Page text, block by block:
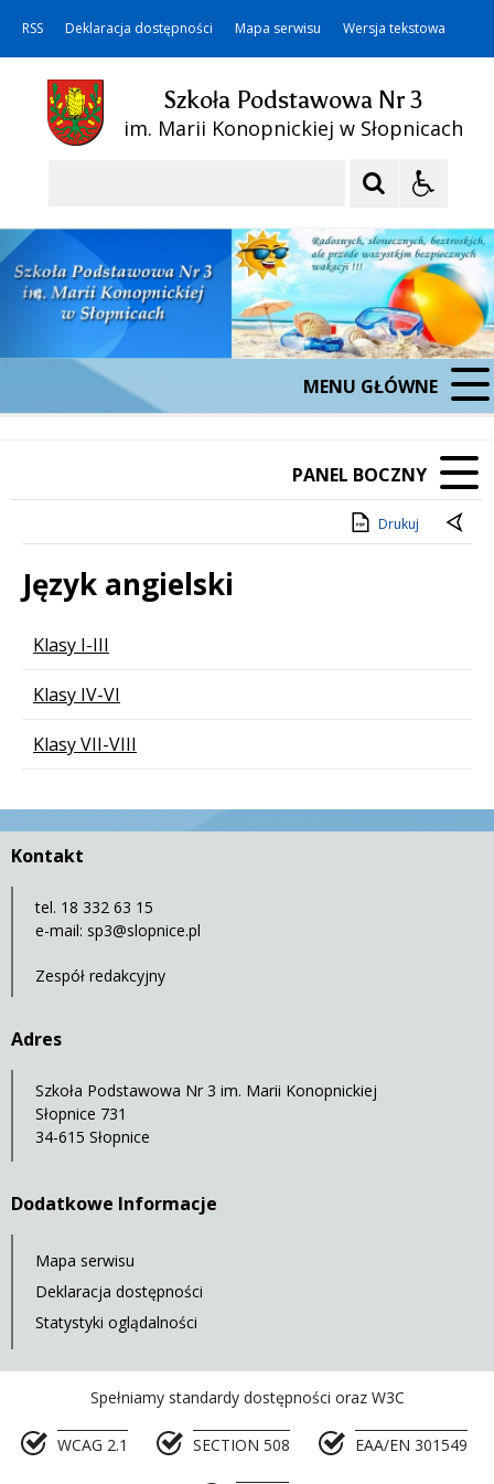
RSS Deklaracja dostępności Mapa serwisu Wersja tekstowa
Szkoła Podstawowa Nr 3
im. Marii Konopnickiej w Słopnicach
MENU GŁÓWNE
PANEL BOCZNY
Drukuj
Język angielski
Lista stron
Klasy I-III
Klasy IV-VI
Klasy VII-VIII
Kontakt
tel. 18 332 63 15
e-mail: sp3@slopnice.pl
Zespół redakcyjny
Adres
Szkoła Podstawowa Nr 3 im. Marii Konopnickiej
Słopnice 731
34-615 Słopnice
Dodatkowe Informacje
Mapa serwisu
Deklaracja dostępności
Statystyki oglądalności
Spełniamy standardy dostępności oraz W3C
WCAG 2.1 SECTION 508 EAA/EN 301549